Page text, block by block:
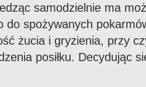
samodzielnie ma
do spożywanych
żucia i gryzienia, przy
posiłku. Decydując